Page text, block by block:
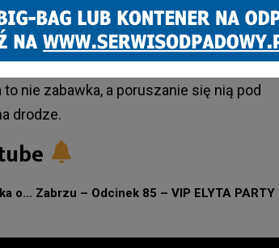
nadzór kuratora lub środki
nieletnich.
nie zabawka, a poruszanie się nią pod
drodze.
o… Zabrzu – Odcinek 85 – VIP ELYTA PARTY